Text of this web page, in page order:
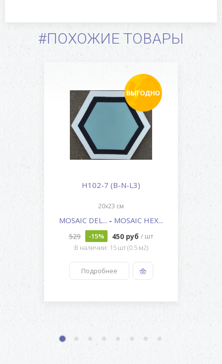
#ПОХОЖИЕ ТОВАРЫ
H102-7 (B-N-L3)
20x23 см
MOSAIC DEL... - MOSAIC HEX...
529 -15% 450 руб / шт
В наличии: 15 шт (0.5 м2)
Подробнее
1 2 3 4 5 6 7 8